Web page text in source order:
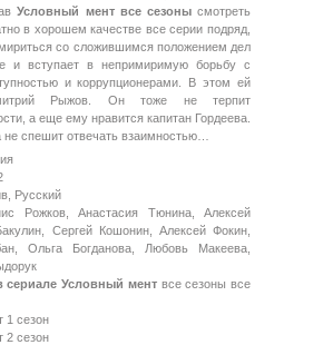
Условный мент все сезонысмотреть
в хорошем качестве все серии подряд,
со сложившимся положением дел
и вступает в непримиримую борьбу с
и коррупционерами. В этом ей
Рыжов. Он тоже не терпит
а еще ему нравится капитан Гордеева.
не спешит отвечать взаимностью…
Русский
Рожков, Анастасия Тюнина, Алексей
Сергей Кошонин, Алексей Фокин,
Ольга Богданова, Любовь Макеева,
сериале Условный ментвсе сезоны все
1 сезон
2 сезон